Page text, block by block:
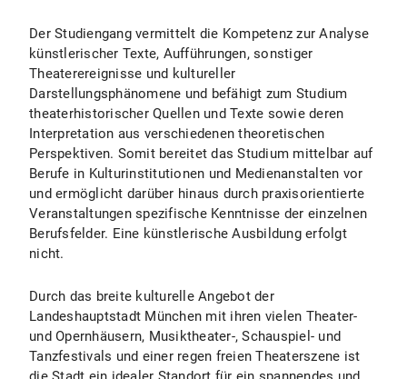
Der Studiengang vermittelt die Kompetenz zur Analyse
künstlerischer Texte, Aufführungen, sonstiger
Theaterereignisse und kultureller
Darstellungsphänomene und befähigt zum Studium
theaterhistorischer Quellen und Texte sowie deren
Interpretation aus verschiedenen theoretischen
Perspektiven. Somit bereitet das Studium mittelbar auf
Berufe in Kulturinstitutionen und Medienanstalten vor
und ermöglicht darüber hinaus durch praxisorientierte
Veranstaltungen spezifische Kenntnisse der einzelnen
Berufsfelder. Eine künstlerische Ausbildung erfolgt
nicht.
Durch das breite kulturelle Angebot der
Landeshauptstadt München mit ihren vielen Theater-
und Opernhäusern, Musiktheater-, Schauspiel- und
Tanzfestivals und einer regen freien Theaterszene ist